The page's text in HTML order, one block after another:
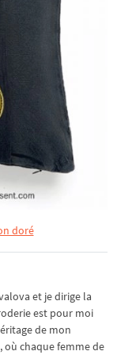
doré
et je dirige la
est pour moi
de mon
où chaque femme de